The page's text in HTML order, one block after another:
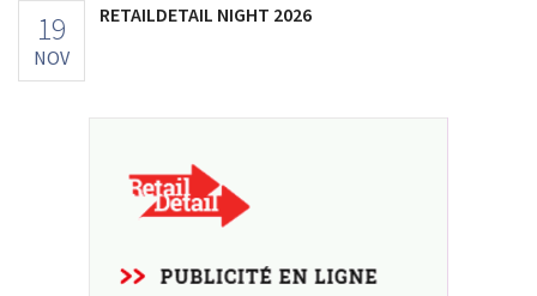
19
NOV
RETAILDETAIL NIGHT 2026